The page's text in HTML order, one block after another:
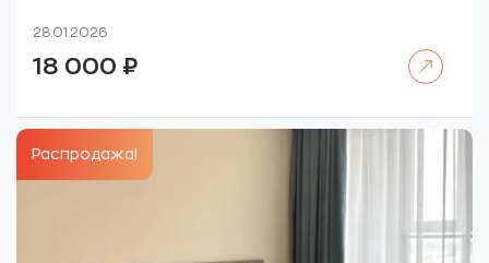
28.01.2026
18 000 ₽
Распродажа!